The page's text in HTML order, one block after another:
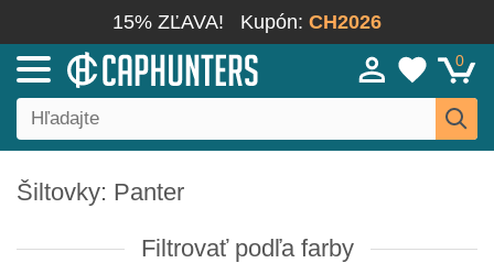
15% ZĽAVA! Kupón: CH2026
0
Šiltovky: Panter
Filtrovať podľa farby